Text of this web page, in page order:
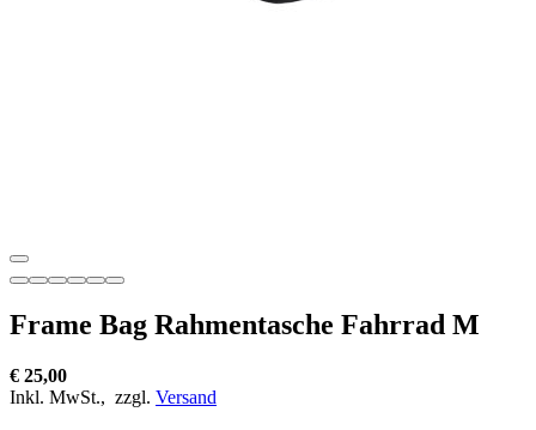
Frame Bag Rahmentasche Fahrrad M
€ 25,00
Inkl. MwSt., zzgl. Versand